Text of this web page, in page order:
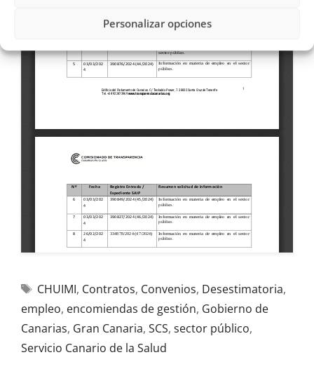
Personalizar opciones
CHUIMI, Contratos, Convenios, Desestimatoria,
empleo, encomiendas de gestión, Gobierno de
Canarias, Gran Canaria, SCS, sector público,
Servicio Canario de la Salud